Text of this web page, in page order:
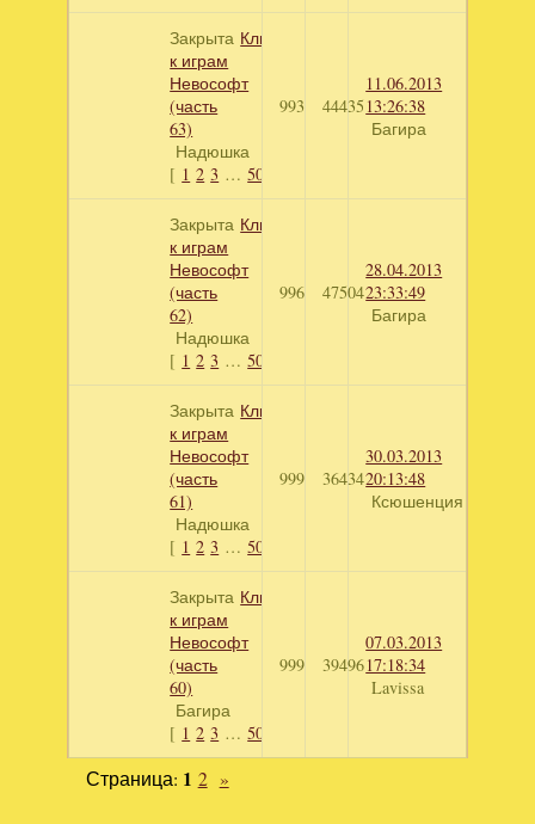
Закрыта Ключи
к играм
Невософт
(часть
63)
Надюшка
[ 1 2 3 … 50
993 44435
11.06.2013
13:26:38
Багира
Закрыта Ключи
к играм
Невософт
(часть
62)
Надюшка
[ 1 2 3 … 50
996 47504
28.04.2013
23:33:49
Багира
Закрыта Ключи
к играм
Невософт
(часть
61)
Надюшка
[ 1 2 3 … 50
999 36434
30.03.2013
20:13:48
Ксюшенция
Закрыта Ключи
к играм
Невософт
(часть
60)
Багира
[ 1 2 3 … 50
999 39496
07.03.2013
17:18:34
Lavissa
Страница: 1 2 »